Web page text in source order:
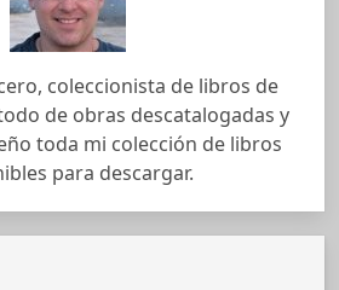
coleccionista de libros de
de obras descatalogadas y
toda mi colección de libros
para descargar.